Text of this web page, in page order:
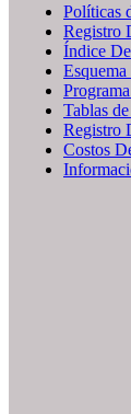
Políticas
Registro
Índice
Tablas
Registro
Costos